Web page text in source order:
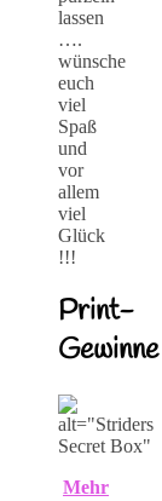
lassen
….
wünsche
euch
viel
Spaß
und
vor
allem
viel
Glück
!!!
Print-
Gewinne
Mehr